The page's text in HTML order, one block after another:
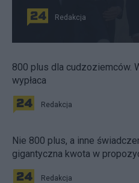
Redakcja
800 plus dla cudzoziemców.
wypłaca
Redakcja
Nie 800 plus, a inne
gigantyczna kwota w
Redakcja